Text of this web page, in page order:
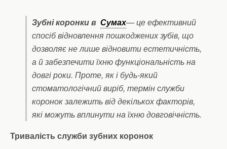
Зубні коронки в Сумах— це ефективний
спосіб відновлення пошкоджених зубів, що
дозволяє не лише відновити естетичність,
а й забезпечити їхню функціональність на
довгі роки. Проте, як і будь-який
стоматологічний виріб, термін служби
коронок залежить від декількох факторів,
які можуть вплинути на їхню довговічність.
Тривалість служби зубних коронок